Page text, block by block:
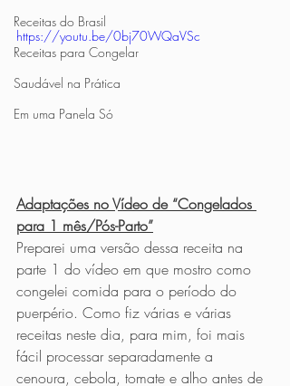
Receitas do Brasil
Receitas para Congelar
Saudável na Prática
Em uma Panela Só
https://youtu.be/0bj70WQaVSc
Adaptações no Vídeo de “Congelados
para 1 mês/Pós-Parto”
Preparei uma versão dessa receita na
parte 1 do vídeo em que mostro como
congelei comida para o período do
puerpério. Como fiz várias e várias
receitas neste dia, para mim, foi mais
fácil processar separadamente a
cenoura, cebola, tomate e alho antes de